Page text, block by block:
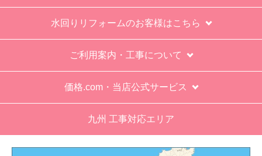
水回りリフォームのお客様はこちら
ご利用案内・工事について
価格.com・当店公式サービス
九州 工事対応エリア